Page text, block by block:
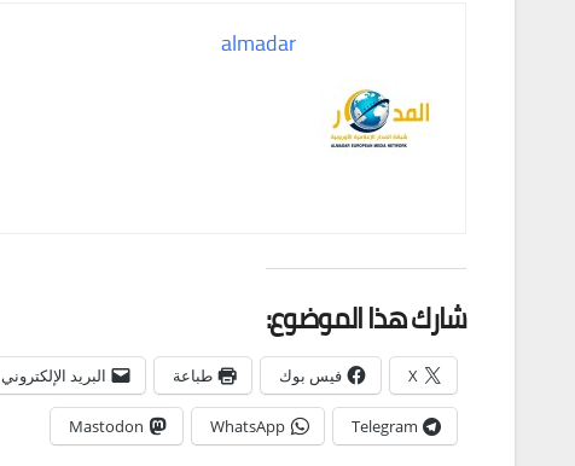
almadar
شارك هذا الموضوع:
X فيس بوك طباعة البريد الإلكتروني
Telegram
WhatsApp
Mastodon